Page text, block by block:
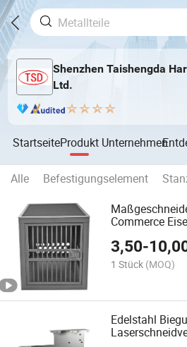
Shenzhen Taishengda
Ltd.
StartseiteProdukt Unternehmen
Alle Befestigungselement
Commerce
3,50-
1 Stück (MOQ)
Edelstahl